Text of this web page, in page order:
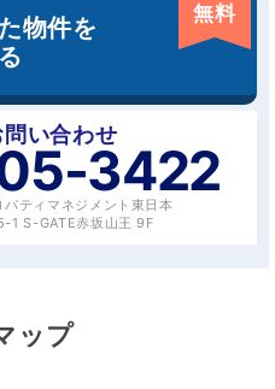
物件を
無料
い合わせ
3422
ティマネジメント東日本
1 S-GATE赤坂山王 9F
ップ